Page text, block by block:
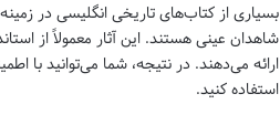
بسیاری از کتاب‌های تاریخی انگلیسی در
شاهدان عینی هستند. این آثار معمولاً از
ارائه می‌دهند. در نتیجه، شما می‌توانید با
استفاده کنید.